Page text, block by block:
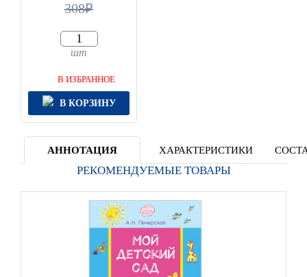
308
шт
В ИЗБРАННОЕ
В КОРЗИНУ
АННОТАЦИЯ ХАРАКТЕРИСТИКИ
РЕКОМЕНДУЕМЫЕ ТОВАРЫ